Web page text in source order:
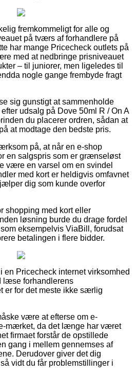
fremkommeligt for alle og
på tværs af forhandlere på
har mange Pricecheck outlets på
med at nedbringe prisniveauet
– til juniorer, men ligeledes til
nogle gange frembyde fragt
sig gunstigt at sammenholde
udsalg på Dove 50ml R / On A
du placerer ordren, sådan at
at modtage den bedste pris.
på, at når en e-shop
en salgspris som er grænseløst
være en varsel om en svindel
med kort er heldigvis omfavnet
dig som kunde overfor
shopping med kort eller
løsning burde du drage fordel
eksempelvis ViaBill, forudsat
betalingen i flere bidder.
en Pricecheck internet virksomhed
læse forhandlerens
er for det meste ikke særlig
være at efterse om e-
mærket, da det længe har været
firmaet forstår de opstillede
gang i mellem gennemses af
Derudover giver det dig
vidt du får problemstillinger i